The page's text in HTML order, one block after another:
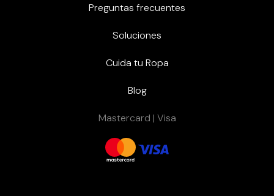
Preguntas frecuentes
Soluciones
Cuida tu Ropa
Blog
Mastercard | Visa